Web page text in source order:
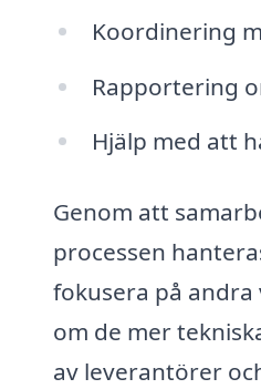
Koordinering
Rapportering
Hjälp med att
Genom att
processen
fokusera på
om de mer
av leverantörer